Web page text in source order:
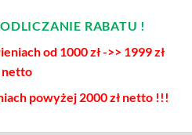
RABATU !
od 1000 zł ->> 1999 zł
netto
powyżej 2000 zł netto !!!